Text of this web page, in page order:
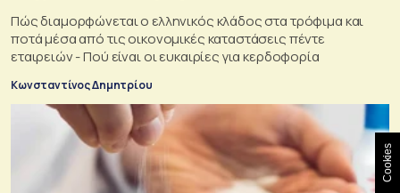
Πώς διαμορφώνεται ο ελληνικός κλάδος στα τρόφιμα και
ποτά μέσα από τις οικονομικές καταστάσεις πέντε
εταιρειών - Πού είναι οι ευκαιρίες για κερδοφορία
Κωνσταντίνος Δημητρίου
Cookies